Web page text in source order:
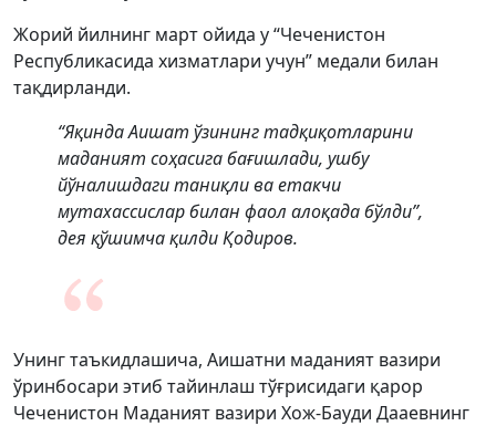
Жорий йилнинг март ойида у “Чеченистон
Республикасида хизматлари учун” медали билан
тақдирланди.
“Яқинда Аишат ўзининг тадқиқотларини
маданият соҳасига бағишлади, ушбу
йўналишдаги таниқли ва етакчи
мутахассислар билан фаол алоқада бўлди”,
дея қўшимча қилди Қодиров.
Унинг таъкидлашича, Аишатни маданият вазири
ўринбосари этиб тайинлаш тўғрисидаги қарор
Чеченистон Маданият вазири Хож-Бауди Дааевнинг